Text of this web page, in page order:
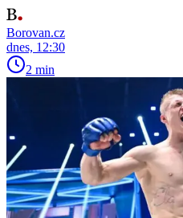
Borovan.cz
dnes, 12:30
2 min